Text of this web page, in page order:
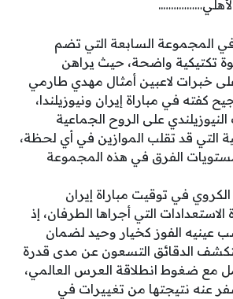
المجموعة السابعة التي تضم
تكتيكية واضحة، حيث يراهن
على خبرات لاعبين أمثال مهدي طارمي
كفته في مباراة إيران ونيوزيلندا،
على الروح الجماعية
التي قد تقلب الموازين في أي لحظة،
الفرق في هذه المجموعة
في توقيت مباراة إيران
الاستعدادات التي أجراها الطرفان، إذ
الفوز كخيار وحيد لضمان
الدقائق التسعون عن مدى قدرة
مع ضغوط انطلاقة العرس العالمي،
عنه نتيجتها من تغييرات في